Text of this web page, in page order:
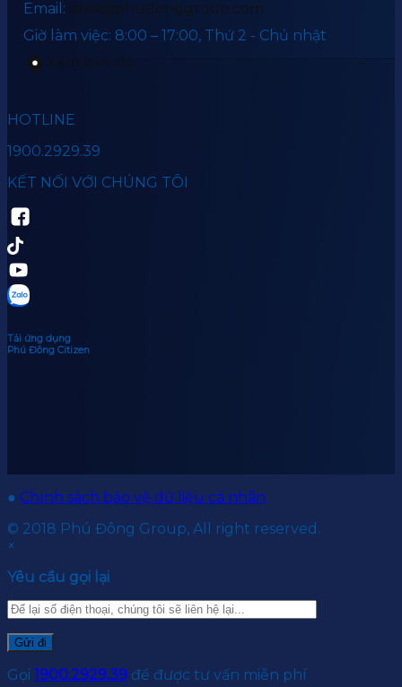
Email:sales@phudonggroup.com
Giờ làm việc: 8:00 – 17:00, Thứ 2 - Chủ nhật
Xem bản đồ
HOTLINE
1900.2929.39
KẾT NỐI VỚI CHÚNG TÔI
Tải ứng dụng
Phú Đông Citizen
● Chính sách bảo vệ dữ liệu cá nhân
© 2018 Phú Đông Group, All right reserved.
×
Yêu cầu gọi lại
Gọi 1900.2929.39 để được tư vấn miễn phí